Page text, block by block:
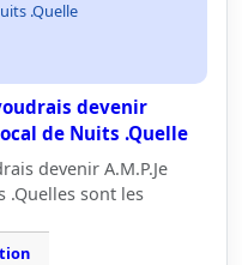
.Quelle
devenir
de Nuits .Quelle
devenir A.M.P.Je
.Quelles sont les